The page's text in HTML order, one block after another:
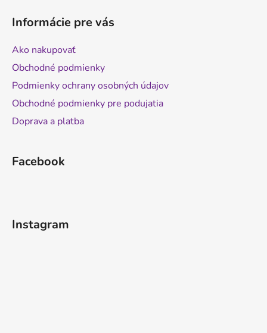
Informácie pre vás
Ako nakupovať
Obchodné podmienky
Podmienky ochrany osobných údajov
Obchodné podmienky pre podujatia
Doprava a platba
Facebook
Instagram